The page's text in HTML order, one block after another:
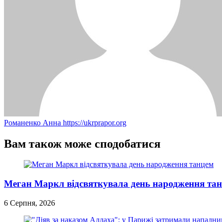
Романенко Анна https://ukrprapor.org
Вам також може сподобатися
Меган Маркл відсвяткувала день народження
6 Серпня, 2026